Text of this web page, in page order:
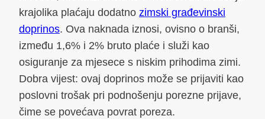
krajolika plaćaju dodatno zimski građevinski
doprinos. Ova naknada iznosi, ovisno o branši,
između 1,6% i 2% bruto plaće i služi kao
osiguranje za mjesece s niskim prihodima zimi.
Dobra vijest: ovaj doprinos može se prijaviti kao
poslovni trošak pri podnošenju porezne prijave,
čime se povećava povrat poreza.